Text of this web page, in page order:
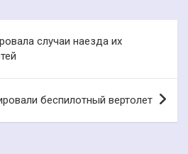
случаи наезда их
беспилотный вертолет